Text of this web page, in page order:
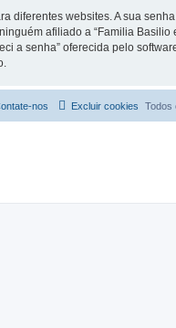
diferentes websites. A sua
afiliado a “Familia Basilio
a senha” oferecida pelo
Todos
Excluir cookies
nos